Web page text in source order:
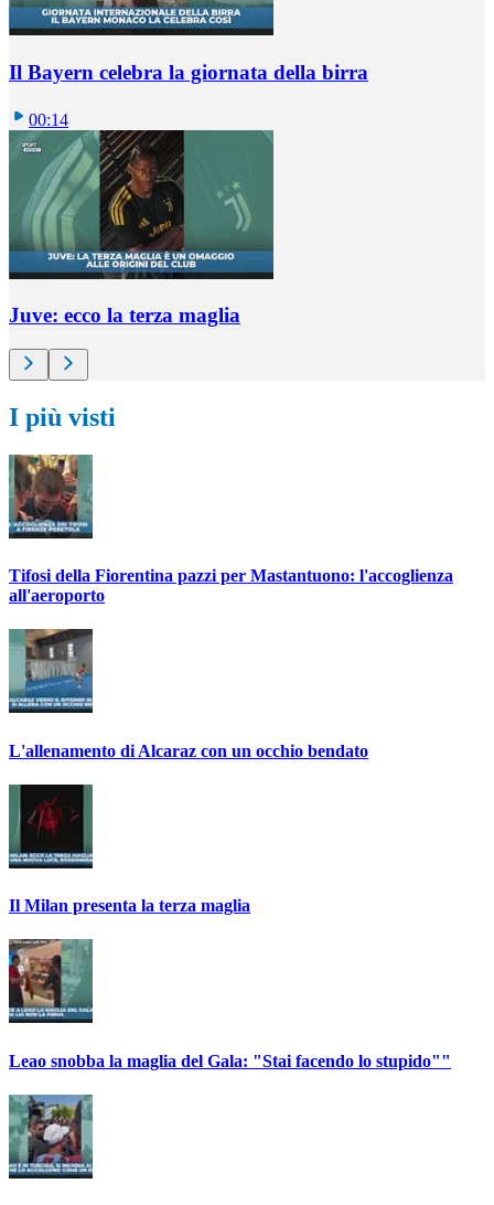
Il Bayern celebra la giornata della birra
00:14
Juve: ecco la terza maglia
I più visti
Tifosi della Fiorentina pazzi per Mastantuono: l'accoglienza
all'aeroporto
L'allenamento di Alcaraz con un occhio bendato
Il Milan presenta la terza maglia
Leao snobba la maglia del Gala: "Stai facendo lo stupido""